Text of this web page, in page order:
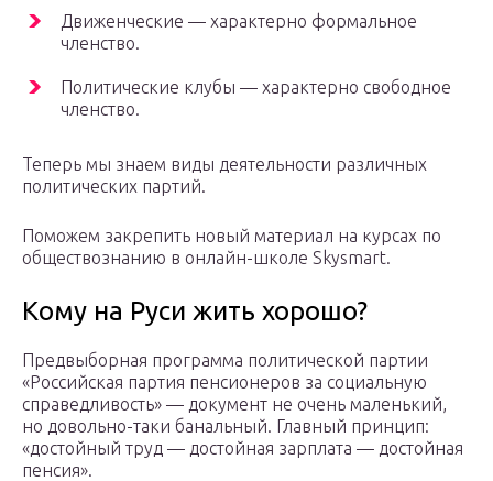
Движенческие — характерно формальное
членство.
Политические клубы — характерно свободное
членство.
Теперь мы знаем виды деятельности различных
политических партий.
Поможем закрепить новый материал на курсах по
обществознанию в онлайн-школе Skysmart.
Кому на Руси жить хорошо?
Предвыборная программа политической партии
«Российская партия пенсионеров за социальную
справедливость» — документ не очень маленький,
но довольно-таки банальный. Главный принцип:
«достойный труд — достойная зарплата — достойная
пенсия».